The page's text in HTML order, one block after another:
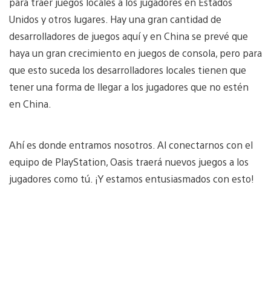
Unidos y otros lugares. Hay una gran cantidad de
desarrolladores de juegos aquí y en China se prevé que
haya un gran crecimiento en juegos de consola, pero para
que esto suceda los desarrolladores locales tienen que
tener una forma de llegar a los jugadores que no estén
en China.
Ahí es donde entramos nosotros. Al conectarnos con el
equipo de PlayStation, Oasis traerá nuevos juegos a los
jugadores como tú. ¡Y estamos entusiasmados con esto!